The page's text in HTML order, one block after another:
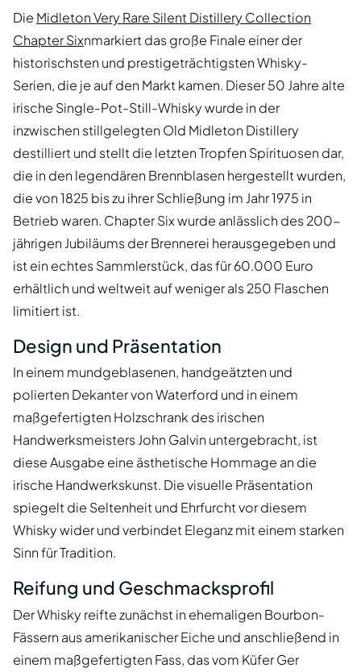
Die Midleton Very Rare Silent Distillery Collection
Chapter Sixnmarkiert das große Finale einer der
historischsten und prestigeträchtigsten Whisky-
Serien, die je auf den Markt kamen. Dieser 50 Jahre alte
irische Single-Pot-Still-Whisky wurde in der
inzwischen stillgelegten Old Midleton Distillery
destilliert und stellt die letzten Tropfen Spirituosen dar,
die in den legendären Brennblasen hergestellt wurden,
die von 1825 bis zu ihrer Schließung im Jahr 1975 in
Betrieb waren. Chapter Six wurde anlässlich des 200-
jährigen Jubiläums der Brennerei herausgegeben und
ist ein echtes Sammlerstück, das für 60.000 Euro
erhältlich und weltweit auf weniger als 250 Flaschen
limitiert ist.
Design und Präsentation
In einem mundgeblasenen, handgeätzten und
polierten Dekanter von Waterford und in einem
maßgefertigten Holzschrank des irischen
Handwerksmeisters John Galvin untergebracht, ist
diese Ausgabe eine ästhetische Hommage an die
irische Handwerkskunst. Die visuelle Präsentation
spiegelt die Seltenheit und Ehrfurcht vor diesem
Whisky wider und verbindet Eleganz mit einem starken
Sinn für Tradition.
Reifung und Geschmacksprofil
Der Whisky reifte zunächst in ehemaligen Bourbon-
Fässern aus amerikanischer Eiche und anschließend in
einem maßgefertigten Fass, das vom Küfer Ger